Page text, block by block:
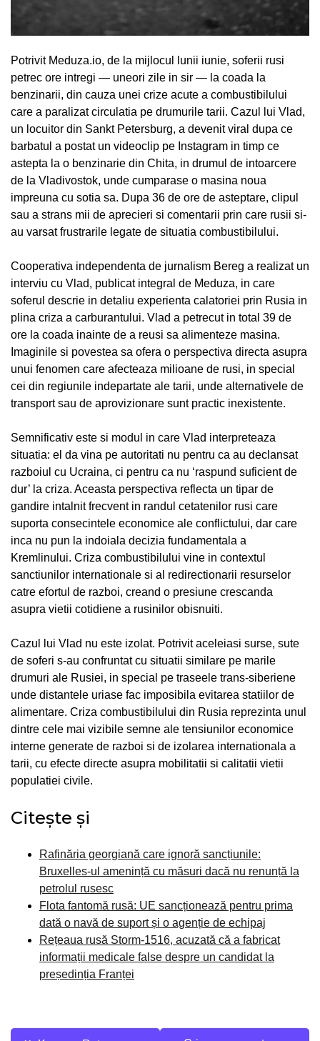
Potrivit Meduza.io, de la mijlocul lunii iunie, soferii rusi
petrec ore intregi — uneori zile in sir — la coada la
benzinarii, din cauza unei crize acute a combustibilului
care a paralizat circulatia pe drumurile tarii. Cazul lui Vlad,
un locuitor din Sankt Petersburg, a devenit viral dupa ce
barbatul a postat un videoclip pe Instagram in timp ce
astepta la o benzinarie din Chita, in drumul de intoarcere
de la Vladivostok, unde cumparase o masina noua
impreuna cu sotia sa. Dupa 36 de ore de asteptare, clipul
sau a strans mii de aprecieri si comentarii prin care rusii si-
au varsat frustrarile legate de situatia combustibilului.
Cooperativa independenta de jurnalism Bereg a realizat un
interviu cu Vlad, publicat integral de Meduza, in care
soferul descrie in detaliu experienta calatoriei prin Rusia in
plina criza a carburantului. Vlad a petrecut in total 39 de
ore la coada inainte de a reusi sa alimenteze masina.
Imaginile si povestea sa ofera o perspectiva directa asupra
unui fenomen care afecteaza milioane de rusi, in special
cei din regiunile indepartate ale tarii, unde alternativele de
transport sau de aprovizionare sunt practic inexistente.
Semnificativ este si modul in care Vlad interpreteaza
situatia: el da vina pe autoritati nu pentru ca au declansat
razboiul cu Ucraina, ci pentru ca nu ‘raspund suficient de
dur’ la criza. Aceasta perspectiva reflecta un tipar de
gandire intalnit frecvent in randul cetatenilor rusi care
suporta consecintele economice ale conflictului, dar care
inca nu pun la indoiala decizia fundamentala a
Kremlinului. Criza combustibilului vine in contextul
sanctiunilor internationale si al redirectionarii resurselor
catre efortul de razboi, creand o presiune crescanda
asupra vietii cotidiene a rusinilor obisnuiti.
Cazul lui Vlad nu este izolat. Potrivit aceleiasi surse, sute
de soferi s-au confruntat cu situatii similare pe marile
drumuri ale Rusiei, in special pe traseele trans-siberiene
unde distantele uriase fac imposibila evitarea statiilor de
alimentare. Criza combustibilului din Rusia reprezinta unul
dintre cele mai vizibile semne ale tensiunilor economice
interne generate de razboi si de izolarea internationala a
tarii, cu efecte directe asupra mobilitatii si calitatii vietii
populatiei civile.
Citește și
Rafinăria georgiană care ignoră sancțiunile:
Bruxelles-ul amenință cu măsuri dacă nu renunță la
petrolul rusesc
Flota fantomă rusă: UE sancționează pentru prima
dată o navă de suport și o agenție de echipaj
Rețeaua rusă Storm-1516, acuzată că a fabricat
informații medicale false despre un candidat la
președinția Franței